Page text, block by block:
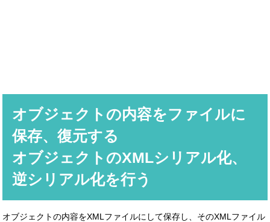
オブジェクトの内容をファイルに
保存、復元する
オブジェクトのXMLシリアル化、
逆シリアル化を行う
オブジェクトの内容をXMLファイルにして保存し、そのXMLファイル